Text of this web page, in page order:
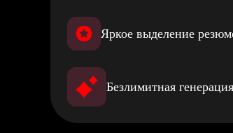
Яркое выделение
Безлимитная